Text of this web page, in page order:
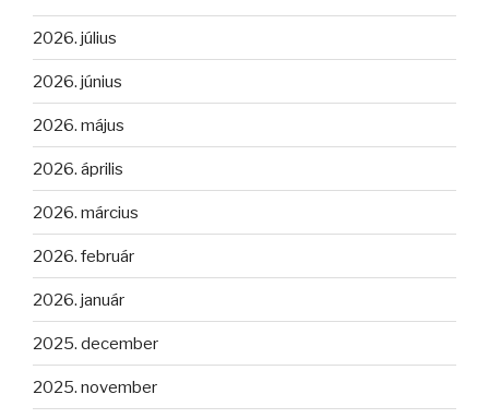
2026. július
2026. június
2026. május
2026. április
2026. március
2026. február
2026. január
2025. december
2025. november